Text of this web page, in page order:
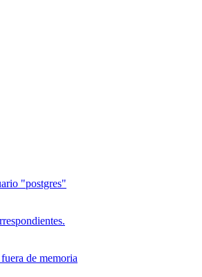
"postgres"
de memoria